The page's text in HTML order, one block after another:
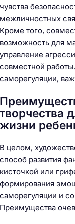
чувства
межличностных
Кроме того,
возможность для
управление
совместной
саморегуляции,
творчества
жизни
В целом,
способ развития
кисточкой или
формирования
саморегуляции и
Преимущества